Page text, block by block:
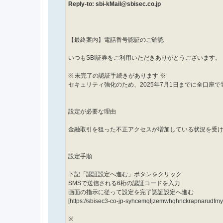
Reply-to: sbi-kMail@sbisec.co.jp
【最終案内】電話番号認証のご確認
いつもSBI証券をご利用いただきありがとうございます。
※ 未完了の認証手続きがあります ※
セキュリティ強化のため、2025年7月1日までに全口座
設定が必要な理由
金融取引を狙った不正アクセスが増加している状況を受
設定手順
下記「認証設定へ進む」ボタンをクリック
SMSで送信される6桁の認証コードを入力
画面の指示に従って設定を完了認証設定へ進む
[https://sbisec3-co-jp-
※